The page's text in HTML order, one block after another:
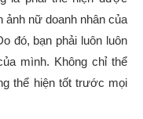
ảnh nữ doanh nhân của
đó, bạn phải luôn luôn
mình. Không chỉ thể
thể hiện tốt trước mọi